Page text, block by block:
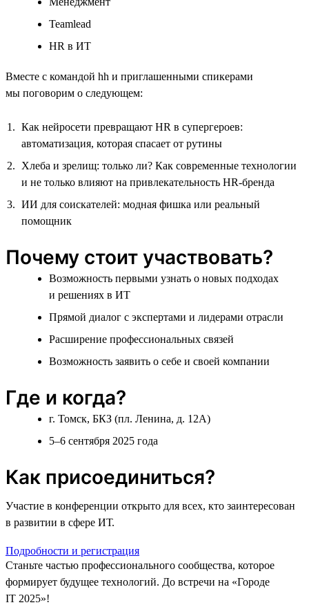
Teamlead
HR в ИТ
Вместе с командой hh и приглашенными спикерами
мы поговорим о следующем:
Как нейросети превращают HR в супергероев:
автоматизация, которая спасает от рутины
Хлеба и зрелищ: только ли? Как современные технологии
и не только влияют на привлекательность HR-бренда
ИИ для соискателей: модная фишка или реальный
помощник
Почему стоит участвовать?
Возможность первыми узнать о новых подходах
и решениях в ИТ
Прямой диалог с экспертами и лидерами отрасли
Расширение профессиональных связей
Возможность заявить о себе и своей компании
Где и когда?
г. Томск, БКЗ (пл. Ленина, д. 12А)
5–6 сентября 2025 года
Как присоединиться?
Участие в конференции открыто для всех, кто заинтересован
в развитии в сфере ИТ.
Подробности и регистрация
Станьте частью профессионального сообщества, которое
формирует будущее технологий. До встречи на «Городе
IT 2025»!